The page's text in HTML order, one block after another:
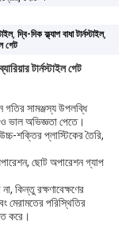
,দ্বি-দিক ফ্ল্যাপ বাধা টার্নস্টাইল,
গেট
টার্নস্টাইল গেট
গতির সামঞ্জস্য উপলব্ধি
ভাল অভিজ্ঞতা পেতে।
শক্তির প্লাস্টিকের তৈরি,
ছোট অপারেশন গ্যাপ
কিন্তু রক্ষণাবেক্ষণের
মেরামতের পরিস্থিতির
করে।